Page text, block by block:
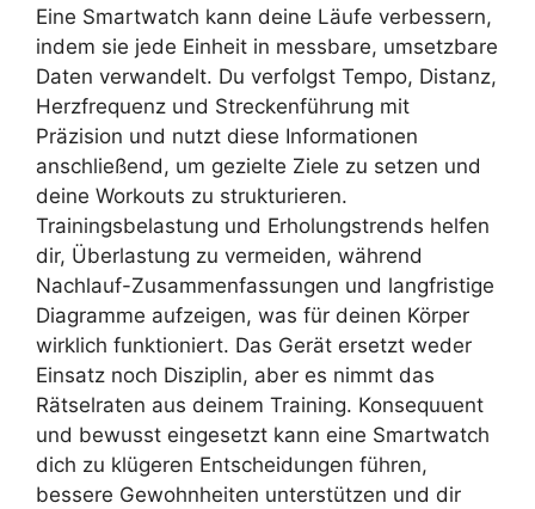
Eine Smartwatch kann deine Läufe verbessern,
indem sie jede Einheit in messbare, umsetzbare
Daten verwandelt. Du verfolgst Tempo, Distanz,
Herzfrequenz und Streckenführung mit
Präzision und nutzt diese Informationen
anschließend, um gezielte Ziele zu setzen und
deine Workouts zu strukturieren.
Trainingsbelastung und Erholungstrends helfen
dir, Überlastung zu vermeiden, während
Nachlauf-Zusammenfassungen und langfristige
Diagramme aufzeigen, was für deinen Körper
wirklich funktioniert. Das Gerät ersetzt weder
Einsatz noch Disziplin, aber es nimmt das
Rätselraten aus deinem Training. Konsequuent
und bewusst eingesetzt kann eine Smartwatch
dich zu klügeren Entscheidungen führen,
bessere Gewohnheiten unterstützen und dir